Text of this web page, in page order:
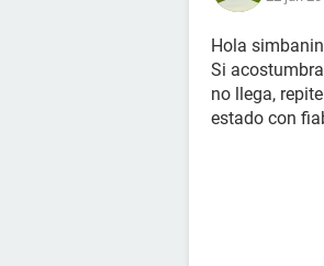
Hola
Si
no llega,
estado con